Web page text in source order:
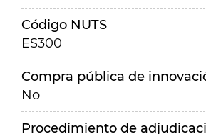
Código NUTS
ES300
Compra pública de
No
Procedimiento de